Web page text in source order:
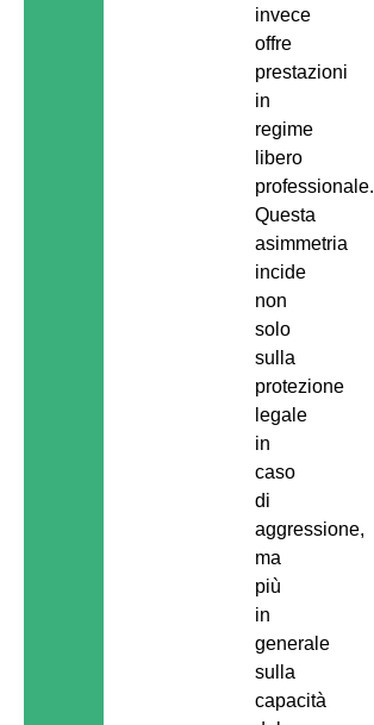
invece
offre
prestazioni
in
regime
libero
professionale.
Questa
asimmetria
incide
non
solo
sulla
protezione
legale
in
caso
di
aggressione,
ma
più
in
generale
sulla
capacità